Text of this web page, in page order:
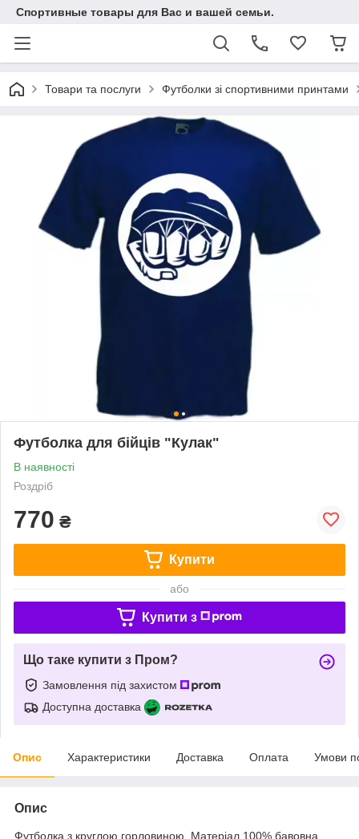
Спортивные товары для Вас и вашей семьи.
Товари та послуги Футболки зі спортивними принтами
Футболка для бійців "Кулак"
В наявності
Роздріб
770 ₴
Купити
або
Купити з
Що таке купити з Пром?
Замовлення під захистом
Доступна доставка
Опис Характеристики Доставка Оплата Умови
Опис
Футболка з круглою горловиною. Матеріал 100% бавовна.